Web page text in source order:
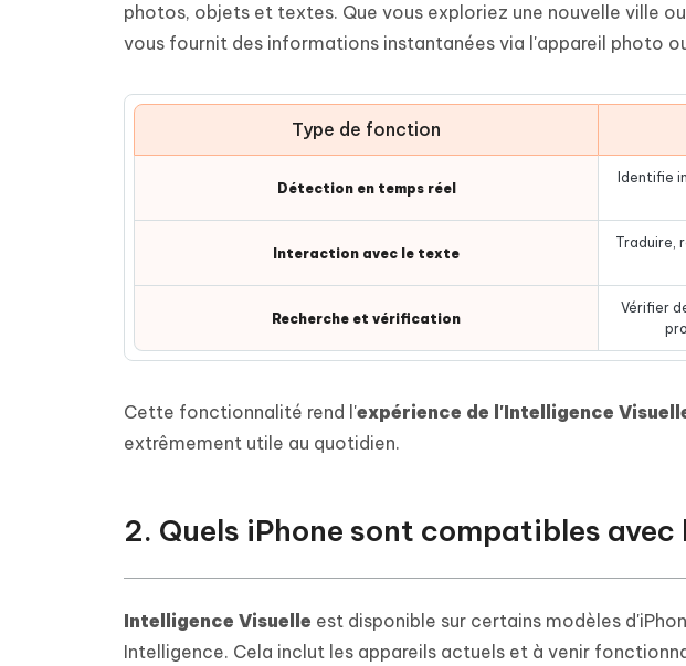
photos, objets et textes. Que vous exploriez une nouvelle ville
vous fournit des informations instantanées via l'appareil photo
Type de fonction
Détection en temps réel
Identifie
Interaction avec le texte
Traduire,
Recherche et vérification
Vérifier
Cette fonctionnalité rend l'expérience de l'Intelligence
extrêmement utile au quotidien.
2. Quels iPhone sont compatibles
Intelligence Visuelle est disponible sur certains modèles
Intelligence. Cela inclut les appareils actuels et à venir